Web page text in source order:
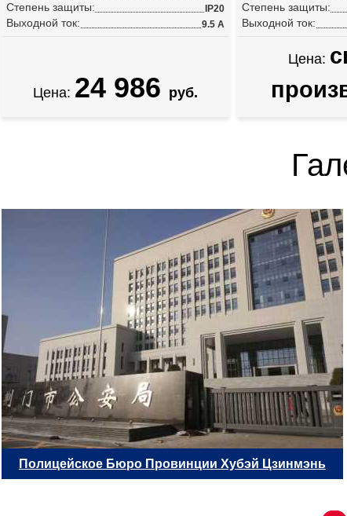
Степень защиты: IP20
Выходной ток: 9.5 А
Цена: 24 986 руб.
Степень защиты:
Выходной ток:
Цена:
Полицейское Бюро Провинции Хубэй Цзинмэнь